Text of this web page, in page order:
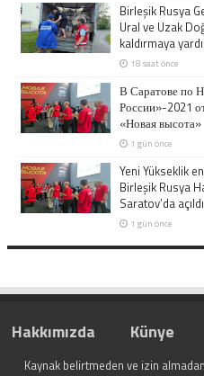
Birleşik Rusya
Ural ve Uzak
kaldırmaya
18 saat önce
В Саратове по
России»-2021
«Новая высота»
1 gün önce
Yeni Yükseklik
Birleşik Rusya
Saratov’da açıldı
1 gün önce
Hakkımızda Künye
Kaynak belirtmeden ve izin